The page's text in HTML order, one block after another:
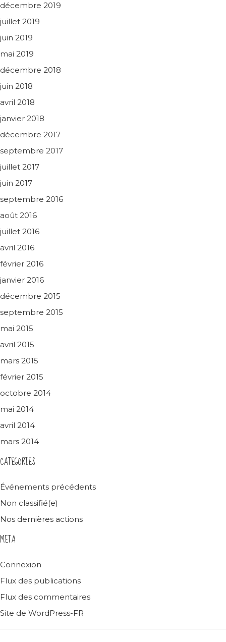
décembre 2019
juillet 2019
juin 2019
mai 2019
décembre 2018
juin 2018
avril 2018
janvier 2018
décembre 2017
septembre 2017
juillet 2017
juin 2017
septembre 2016
août 2016
juillet 2016
avril 2016
février 2016
janvier 2016
décembre 2015
septembre 2015
mai 2015
avril 2015
mars 2015
février 2015
octobre 2014
mai 2014
avril 2014
mars 2014
CATEGORIES
Événements précédents
Non classifié(e)
Nos dernières actions
META
Connexion
Flux des publications
Flux des commentaires
Site de WordPress-FR